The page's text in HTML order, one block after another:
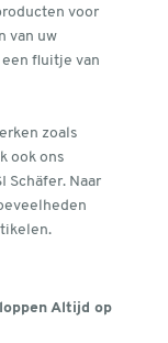
voor
van uw
fluitje van
zoals
ook ons
Schäfer. Naar
Altijd op